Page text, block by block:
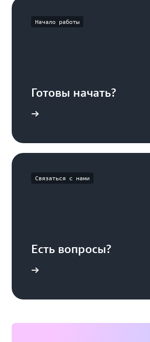
Начало работы
Готовы начать?
Связаться с нами
Есть вопросы?